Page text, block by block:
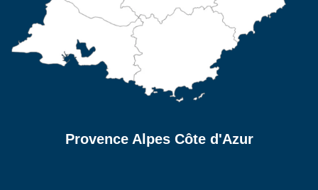
Provence Alpes Côte d'Azur